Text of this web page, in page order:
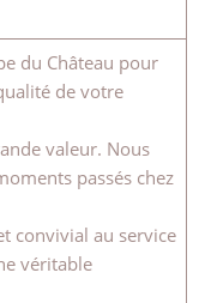
du Château pour
de votre
valeur. Nous
passés chez
convivial au service
véritable